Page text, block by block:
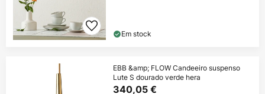
Em stock
EBB &amp; FLOW Candeeiro suspenso
Lute S dourado verde hera
340,05 €